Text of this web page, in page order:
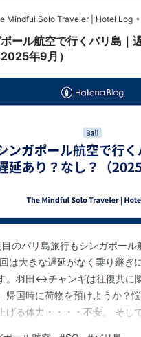
Mindful Solo Traveler | Hotel Log •
ール航空で行くバリ島｜
年9月）
のバリ島旅行もシンガポール
は大きな遅延がなく乗り継ぎ
。羽田↔︎チャンギは往復共に
帰国時に荷物を預けようか？
げる体力・・・・不安。 そし